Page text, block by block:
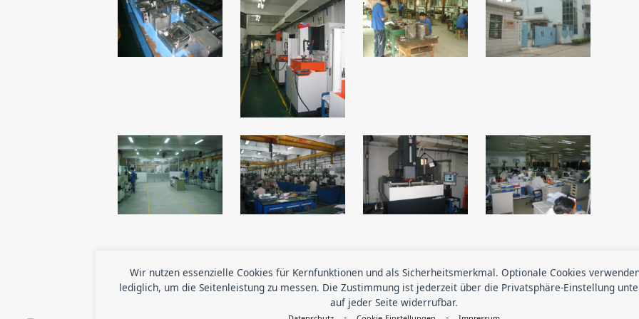
Wir nutzen essenzielle Cookies für Kernfunktionen und als Sicherheitsmerkmal. Optionale Cookies
lediglich, um die Seitenleistung zu messen. Die Zustimmung ist jederzeit über die Privatsphäre-Einstellung
auf jeder Seite widerrufbar.
Dienstleistung, Service & Fertigung aus einer Hand - Profitieren
von unserer Erfahrung! Bei weiteren Fragen zu unseren Services